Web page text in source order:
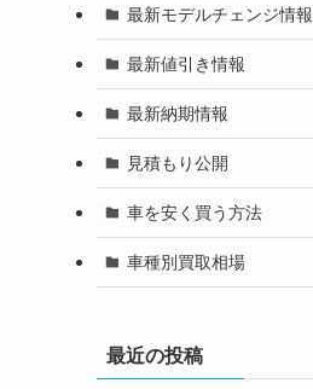
最新モデルチェンジ情報
最新値引き情報
最新納期情報
見積もり公開
車を安く買う方法
車種別買取相場
最近の投稿